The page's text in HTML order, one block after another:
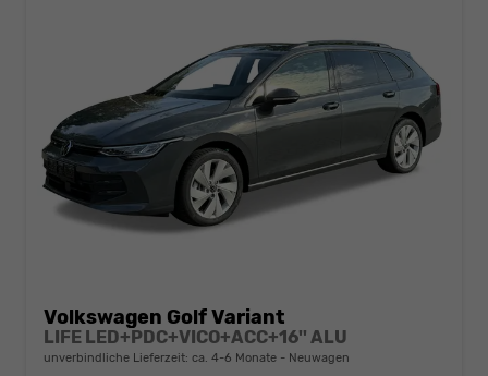
Volkswagen Golf Variant
LIFE LED+PDC+VICO+ACC+16'' ALU
unverbindliche Lieferzeit: ca. 4-6 Monate Neuwagen